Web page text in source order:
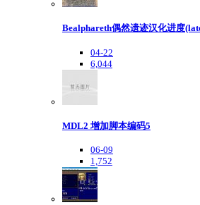
Bealphareth偶然遗迹汉化进度
04-22
6,044
MDL2 增加脚本编码5
06-09
1,752